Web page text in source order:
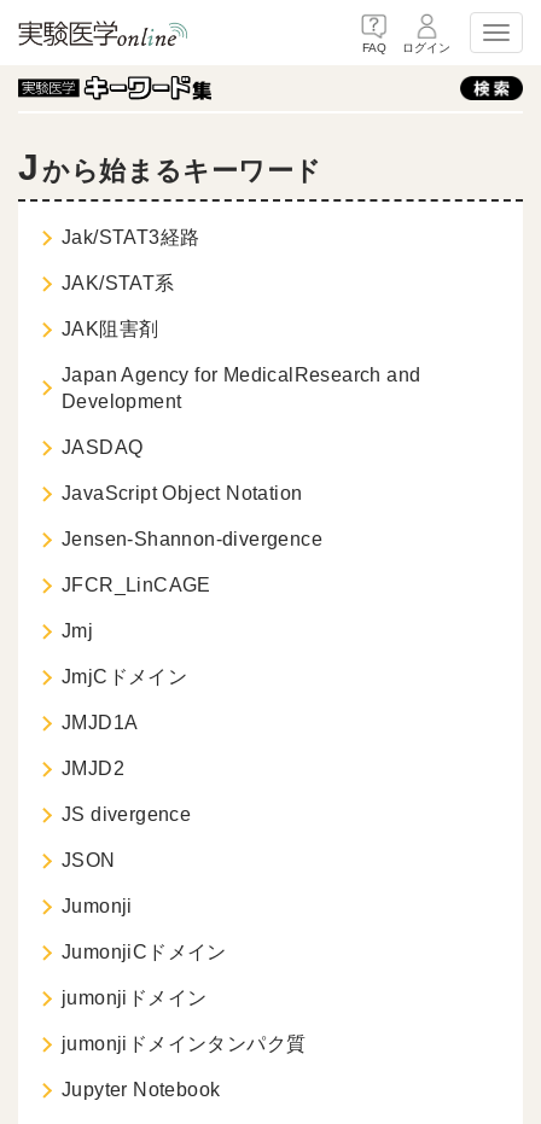
FAQ ログイン
J から始まるキーワード
Jak/STAT3経路
JAK/STAT系
JAK阻害剤
Japan Agency for MedicalResearch and
Development
JASDAQ
JavaScript Object Notation
Jensen-Shannon-divergence
JFCR_LinCAGE
Jmj
JmjCドメイン
JMJD1A
JMJD2
JS divergence
JSON
Jumonji
JumonjiCドメイン
jumonjiドメイン
jumonjiドメインタンパク質
Jupyter Notebook